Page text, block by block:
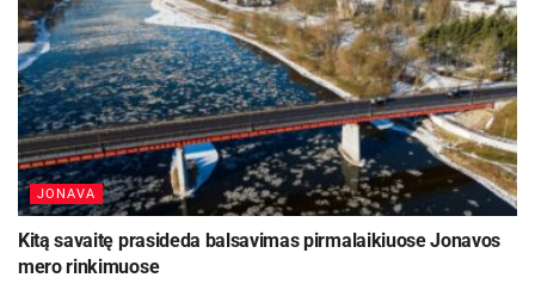
JONAVA
Kitą savaitę prasideda balsavimas pirmalaikiuose Jonavos
mero rinkimuose